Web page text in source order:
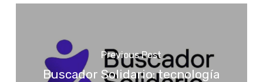
Previous Post
Buscador Solidario: tecnología